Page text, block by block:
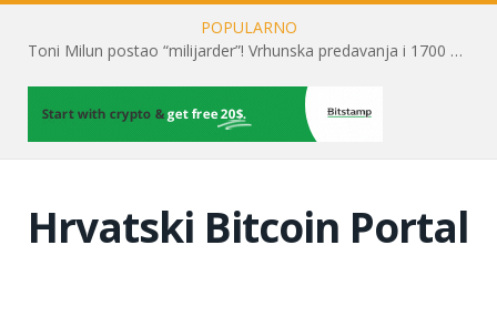
POPULARNO
Toni Milun postao “milijarder”! Vrhunska predavanja i 1700 posjetitelja obilježili su mjesec financijske pismenosti
Hrvatski Bitcoin Portal